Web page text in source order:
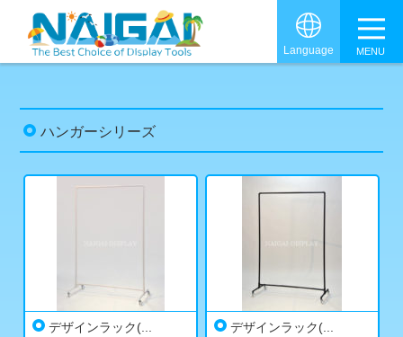
Language
グ
ハンガーシリーズ
デザインラック(...
デザインラック(...